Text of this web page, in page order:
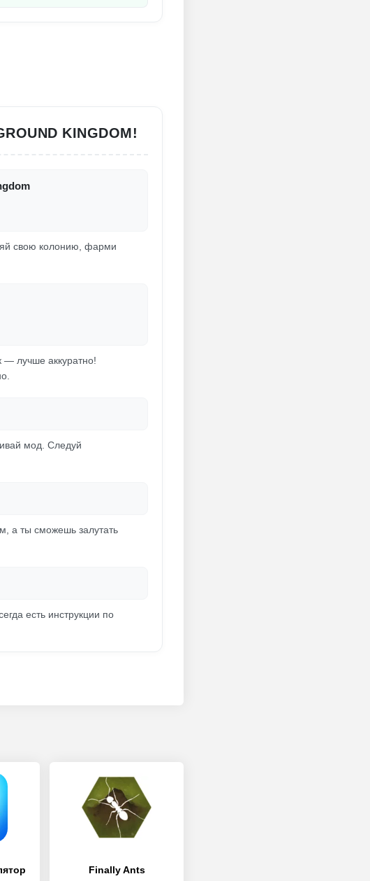
KINGDOM!
свою колонию, фарми
— лучше аккуратно!
мод. Следуй
а ты сможешь залутать
есть инструкции по
Finally Ants